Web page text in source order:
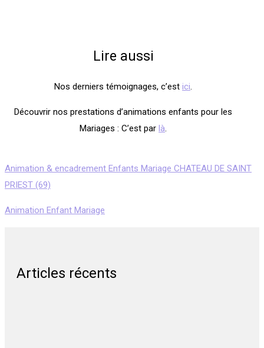
Lire aussi
Nos derniers témoignages, c’est ici.
Découvrir nos prestations d’animations enfants pour les
Mariages : C’est par là.
Animation & encadrement Enfants Mariage CHATEAU DE SAINT
PRIEST (69)
Animation Enfant Mariage
Articles récents